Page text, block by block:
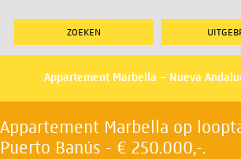
Appartement Marbella – Nueva
Appartement Marbella op
Puerto Banús - € 250.000,-.